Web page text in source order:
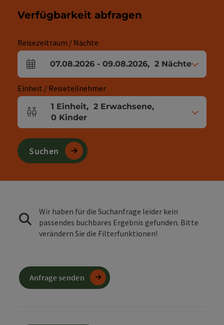
Verfügbarkeit abfragen
Reisezeitraum / Nächte
An- und Abreisefelder
07.08.2026 - 09.08.2026, 2 Nächte
Einheit / Reiseteilnehmer
Einheitenanzahl und Personenfelder
1 Einheit, 2 Erwachsene,
0 Kinder
Suchen
Wir haben für die Suchanfrage leider kein
passendes buchbares Ergebnis gefunden. Bitte
verändern Sie die Filterfunktionen!
Anfrage senden